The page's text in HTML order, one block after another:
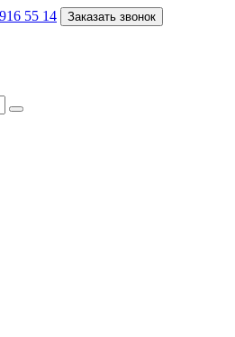
55 14 Заказать звонок